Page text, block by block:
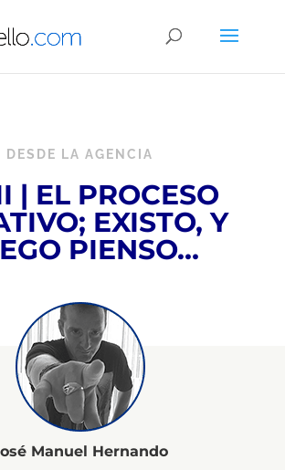
DESDE LA AGENCIA
| EL PROCESO
EXISTO, Y
PIENSO…
Manuel Hernando